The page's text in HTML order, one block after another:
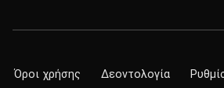
Όροι χρήσης Δεοντολογία